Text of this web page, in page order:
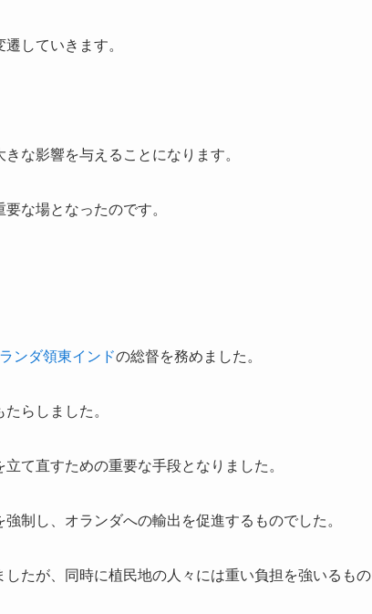
していきます。
な影響を与えることになります。
な場となったのです。
ンダ領東インドの総督を務めました。
らしました。
て直すための重要な手段となりました。
制し、オランダへの輸出を促進するものでした。
たが、同時に植民地の人々には重い負担を強いるもの